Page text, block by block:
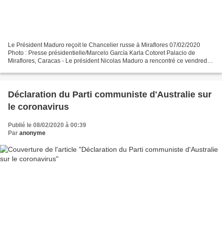
Le Président Maduro reçoit le Chancelier russe à Miraflores 07/02/2020
Photo : Presse présidentielle/Marcelo García Karla Cotoret Palacio de
Miraflores, Caracas - Le président Nicolas Maduro a rencontré ce vendredi
Déclaration du Parti communiste d'Australie sur
le coronavirus
Publié le 08/02/2020 à 00:39
Par anonyme